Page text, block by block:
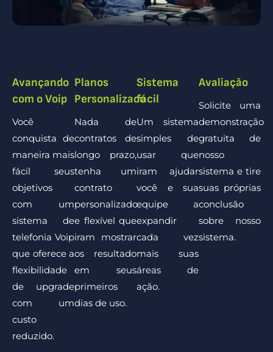
Avançando
com o Voip
Você
conquista de
maneira mais
fácil seus
objetivos
com um
sistema de
telefonia Voip
que oferece a
flexibilidade
de upgrade
com um
custo
reduzido.
Planos
Personalizado
Nada de
contratos de
longo prazo,
tenha um
contrato
personalizado
e flexível que
iram mostrar
os resultado
em seus
primeiros
dias de uso.
Sistema
fácil
Um sistema
simples de
usar que
iram ajudar
você e sua
equipe a
expandir
cada vez
mais suas
áreas de
ação.
Avaliação
Solicite uma
demonstração
gratuita de
nosso
sistema e tire
suas próprias
conclusão
sobre nosso
sistema.